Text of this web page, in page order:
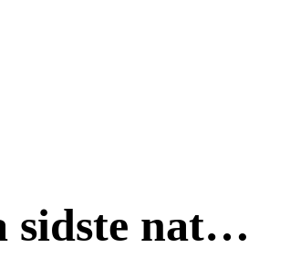
sidste nat…